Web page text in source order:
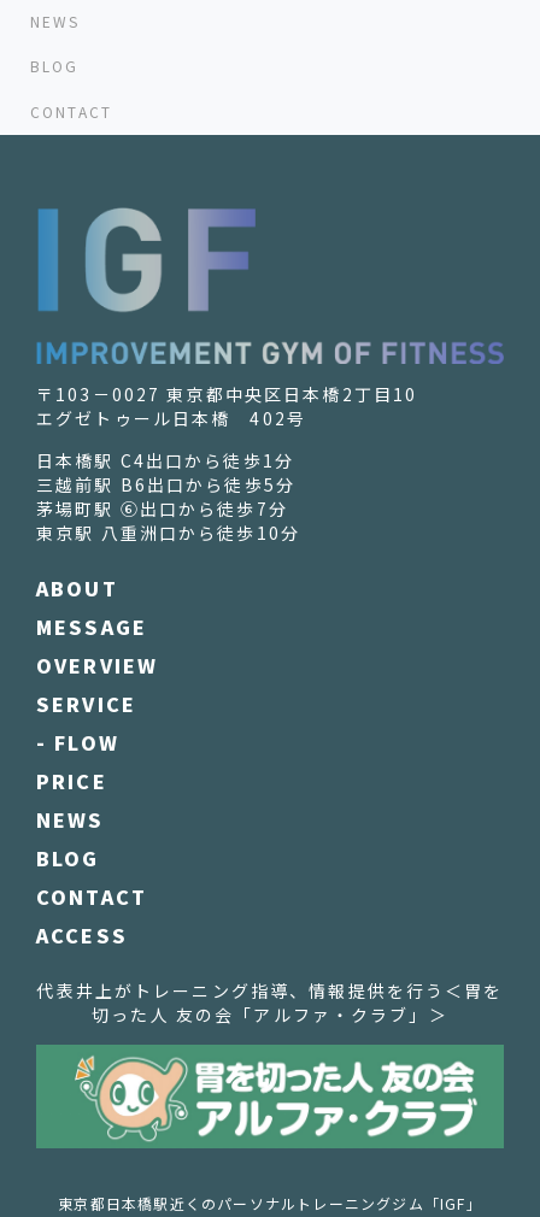
NEWS
BLOG
CONTACT
〒103－0027 東京都中央区日本橋2丁目10
エグゼトゥール日本橋 402号
日本橋駅 C4出口から徒歩1分
三越前駅 B6出口から徒歩5分
茅場町駅 ⑥出口から徒歩7分
東京駅 八重洲口から徒歩10分
ABOUT
MESSAGE
OVERVIEW
SERVICE
- FLOW
PRICE
NEWS
BLOG
CONTACT
ACCESS
代表井上がトレーニング指導、情報提供を行う ＜胃を
切った人 友の会「アルファ・クラブ」＞
東京都日本橋駅近くのパーソナルトレーニングジム「IGF」